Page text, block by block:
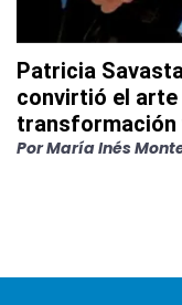
Patricia
convirtió el arte
transformación
PorMaría Inés